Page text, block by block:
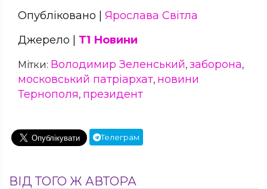
Опубліковано | Ярослава Світла
Джерело | Т1 Новини
Мітки: Володимир Зеленський, заборона,
московський патріархат, новини
Тернополя, президент
Телеграм
ВІД ТОГО Ж АВТОРА